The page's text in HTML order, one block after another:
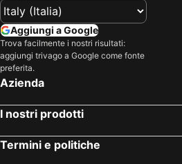
Aggiungi a Google
Trova facilmente i nostri risultati:
aggiungi trivago a Google come fonte
preferita.
Azienda
I nostri prodotti
Termini e politiche